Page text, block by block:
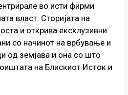
во исти фирми
власт. Сторијата на
и открива ексклузивни
со начинот на врбување и
од земјава и она со што
на Блискиот Исток и